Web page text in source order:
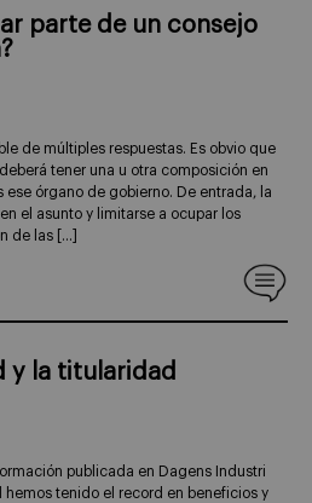
parte de un consejo
de múltiples respuestas. Es obvio que
tener una u otra composición en
órgano de gobierno. De entrada, la
el asunto y limitarse a ocupar los
de las […]
y la titularidad
publicada en Dagens Industri
hemos tenido el record en beneficios y